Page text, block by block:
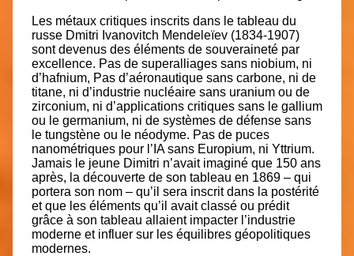
Les métaux critiques inscrits dans le tableau du
russe Dmitri Ivanovitch Mendeleïev (1834-1907)
sont devenus des éléments de souveraineté par
excellence. Pas de superalliages sans niobium, ni
d’hafnium, Pas d’aéronautique sans carbone, ni de
titane, ni d’industrie nucléaire sans uranium ou de
zirconium, ni d’applications critiques sans le gallium
ou le germanium, ni de systèmes de défense sans
le tungstène ou le néodyme. Pas de puces
nanométriques pour l’IA sans Europium, ni Yttrium.
Jamais le jeune Dimitri n’avait imaginé que 150 ans
après, la découverte de son tableau en 1869 – qui
portera son nom – qu’il sera inscrit dans la postérité
et que les éléments qu’il avait classé ou prédit
grâce à son tableau allaient impacter l’industrie
moderne et influer sur les équilibres géopolitiques
modernes.